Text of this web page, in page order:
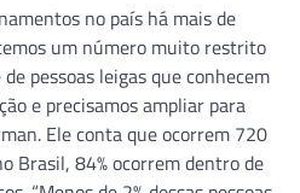
no país há mais de
um número muito restrito
pessoas leigas que conhecem
e precisamos ampliar para
Ele conta que ocorrem 720
Brasil, 84% ocorrem dentro de